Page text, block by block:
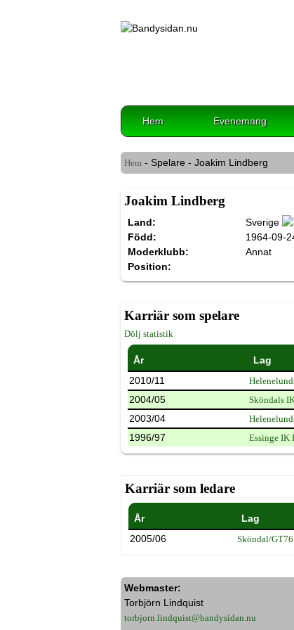
Hem Evenemang
Hem - Spelare - Joakim Lindberg
Joakim Lindberg
Land:
Sverige
Född:
1964-09-
Moderklubb:
Annat
Position:
Karriär som spelare
Dölj statistik
År Lag
2010/11
2004/05 Sköndals
2003/04
1996/97 Essinge IK
Karriär som ledare
År Lag
2005/06
Sköndal/GT76
Webmaster:
Torbjörn Lindquist
torbjorn.lindquist@bandysidan.nu